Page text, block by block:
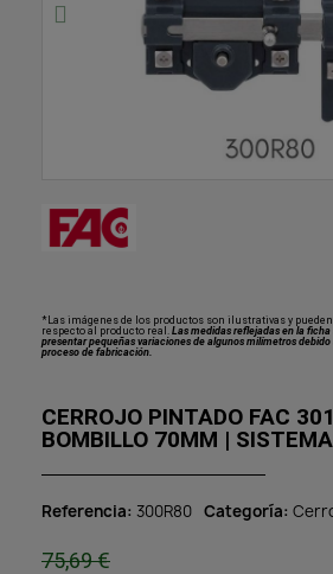
*Las imágenes de los productos son ilustrativas y
respecto al producto real. Las medidas reflejadas en la
presentar pequeñas variaciones de algunos milímetros
proceso de fabricación.
CERROJO PINTADO FAC
BOMBILLO 70MM |
Referencia 300R80 Categoría
75,69 €